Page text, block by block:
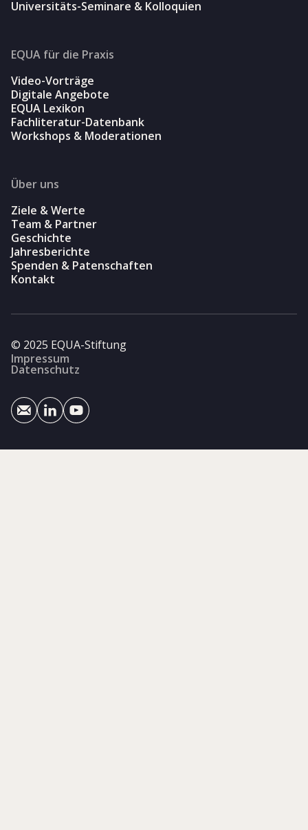
Universitäts-Seminare & Kolloquien
EQUA für die Praxis
Video-Vorträge
Digitale Angebote
EQUA Lexikon
Fachliteratur-Datenbank
Workshops & Moderationen
Über uns
Ziele & Werte
Team & Partner
Geschichte
Jahresberichte
Spenden & Patenschaften
Kontakt
© 2025 EQUA-Stiftung
Impressum
Datenschutz